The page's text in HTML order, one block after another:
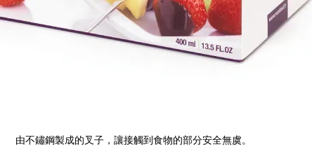
由不鏽鋼製成的叉子，讓接觸到食物的部分安全無虞。